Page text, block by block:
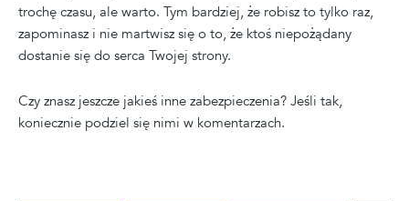
trochę czasu, ale warto. Tym bardziej, że robisz to tylko raz,
zapominasz i nie martwisz się o to, że ktoś niepożądany
dostanie się do serca Twojej strony.
Czy znasz jeszcze jakieś inne zabezpieczenia? Jeśli tak,
koniecznie podziel się nimi w komentarzach.